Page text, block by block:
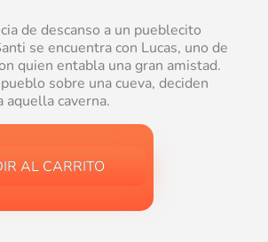
de descanso a un pueblecito
se encuentra con Lucas, uno de
quien entabla una gran amistad.
sobre una cueva, deciden
caverna.
AL CARRITO